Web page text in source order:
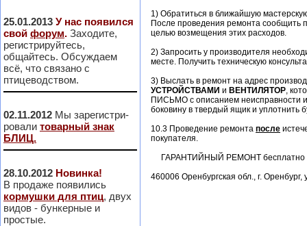
25.01.2013 У нас появился
свой форум. Заходите,
регистрируйтесь,
общайтесь. Обсуждаем
всё, что связано с
птицеводством.
02.11.2012 Мы зарегистри-
ровали товарный знак
БЛИЦ.
28.10.2012 Новинка!
В продаже появились
кормушки для птиц, двух
видов - бункерные и
простые.
1) Обратиться в ближайшую
После проведения ремонта сообщить
целью возмещения этих расходов.
2) Запросить у производителя
месте. Получить техническую
3) Выслать в ремонт на адрес
УСТРОЙСТВАМИ и ВЕНТИЛЯТОР,
ПИСЬМО с описанием неисправности и
боковину в твердый ящик и
10.3 Проведение ремонта после
покупателя.
ГАРАНТИЙНЫЙ РЕМОНТ бесплатно
460006 Оренбургская обл., г.